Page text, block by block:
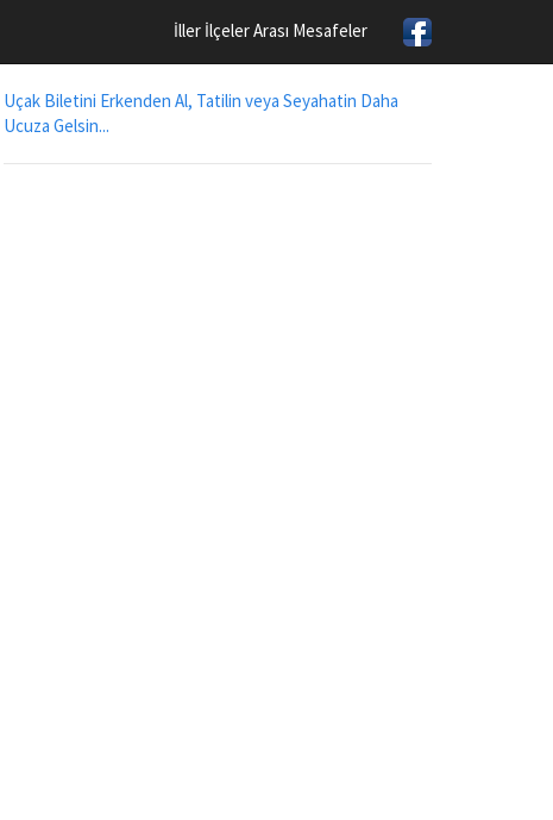
İller İlçeler Arası Mesafeler
Uçak Biletini Erkenden Al, Tatilin veya Seyahatin Daha
Ucuza Gelsin...